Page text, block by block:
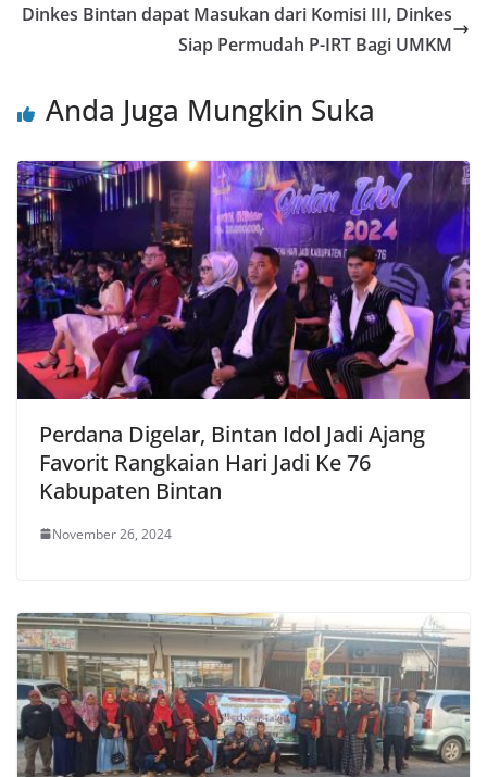
Dinkes Bintan dapat Masukan dari Komisi III, Dinkes
Siap Permudah P-IRT Bagi UMKM
Anda Juga Mungkin Suka
Perdana Digelar, Bintan Idol Jadi Ajang
Favorit Rangkaian Hari Jadi Ke 76
Kabupaten Bintan
November 26, 2024